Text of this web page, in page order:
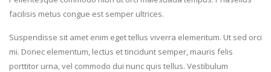
facilisis metus congue est semper ultrices.
Suspendisse sit amet enim eget tellus viverra elementum. Ut sed orci
mi. Donec elementum, lectus et tincidunt semper, mauris felis
porttitor urna, vel commodo dui nunc quis tellus. Vestibulum